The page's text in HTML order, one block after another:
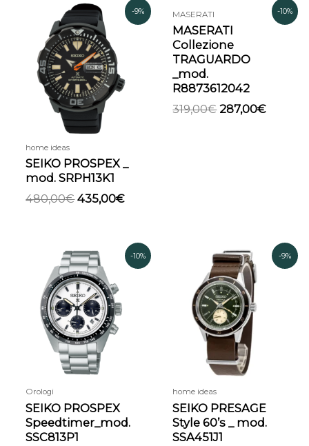
-9%
home ideas
SEIKO PROSPEX _
mod. SRPH13K1
480,00€
Il
prezzo
originale
era:
480,00€.
435,00€
Il
prezzo
-10%
MASERATI
MASERATI
Collezione
TRAGUARDO
_mod.
R8873612042
319,00€
prezzo
originale
era:
319,00€.
287,00€
Il
prezzo
-10%
Orologi
SEIKO PROSPEX
Speedtimer_mod.
SSC813P1
Il
prezzo
originale
era:
680,00€.
Il
prezzo
615,00€.
-9%
home ideas
SEIKO PRESAGE
Style 60’s _ mod.
SSA451J1
Il
prezzo
originale
era:
670,00€.
Il
prezzo